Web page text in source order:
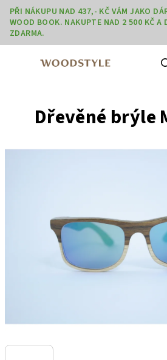
Přejít
obsah
PŘI NÁKUPU NAD 437,- KČ VÁM JAKO
WOOD BOOK. NAKUPTE NAD 2 500 KČ A
ZDARMA.
Dřevěné brýle